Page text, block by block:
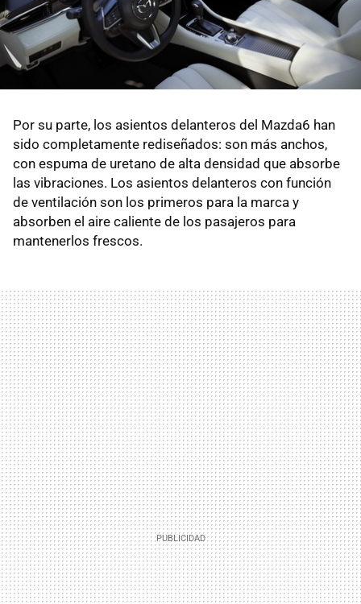
Por su parte, los asientos delanteros del Mazda6 han
sido completamente rediseñados: son más anchos,
con espuma de uretano de alta densidad que absorbe
las vibraciones. Los asientos delanteros con función
de ventilación son los primeros para la marca y
absorben el aire caliente de los pasajeros para
mantenerlos frescos.